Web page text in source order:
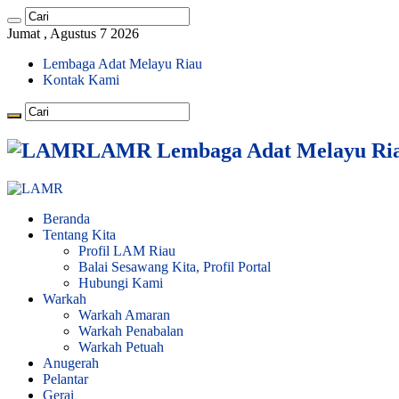
Jumat , Agustus 7 2026
Lembaga Adat Melayu Riau
Kontak Kami
LAMR Lembaga Adat Melayu
Beranda
Tentang Kita
Profil LAM Riau
Balai Sesawang Kita, Profil Portal
Hubungi Kami
Warkah
Warkah Amaran
Warkah Penabalan
Warkah Petuah
Anugerah
Pelantar
Gerai